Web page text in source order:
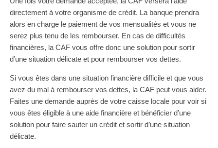
directement à votre organisme de crédit. La banque prendra
alors en charge le paiement de vos mensualités et vous ne
serez plus tenu de les rembourser. En cas de difficultés
financières, la CAF vous offre donc une solution pour sortir
d’une situation délicate et pour rembourser vos dettes.
Si vous êtes dans une situation financière difficile et que vous
avez du mal à rembourser vos dettes, la CAF peut vous aider.
Faites une demande auprès de votre caisse locale pour voir si
vous êtes éligible à une aide financière et bénéficier d’une
solution pour faire sauter un crédit et sortir d’une situation
délicate.